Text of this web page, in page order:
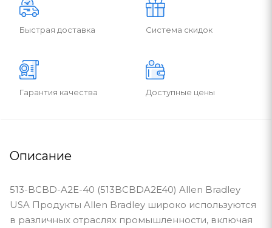
Быстрая доставка Система скидок
Гарантия качества Доступные цены
Описание
513-BCBD-A2E-40 (513BCBDA2E40) Allen Bradley
USA Продукты Allen Bradley широко используются
в различных отраслях промышленности, включая